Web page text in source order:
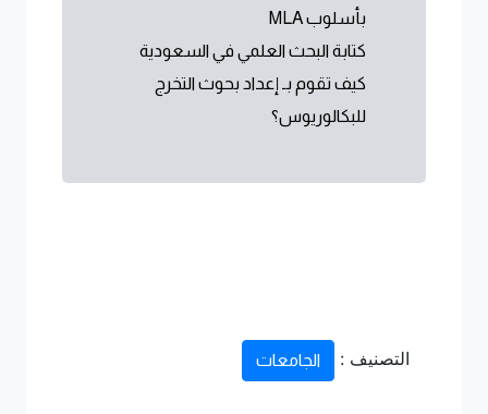
بأسلوب MLA
كتابة البحث العلمي في السعودية
كيف تقوم بـ إعداد بحوث التخرج
للبكالوريوس؟
التصنيف : الجامعات